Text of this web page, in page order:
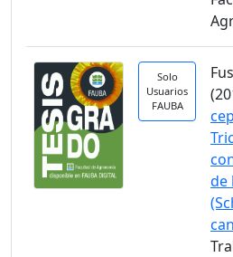
Solo
Usuarios
FAUBA
de